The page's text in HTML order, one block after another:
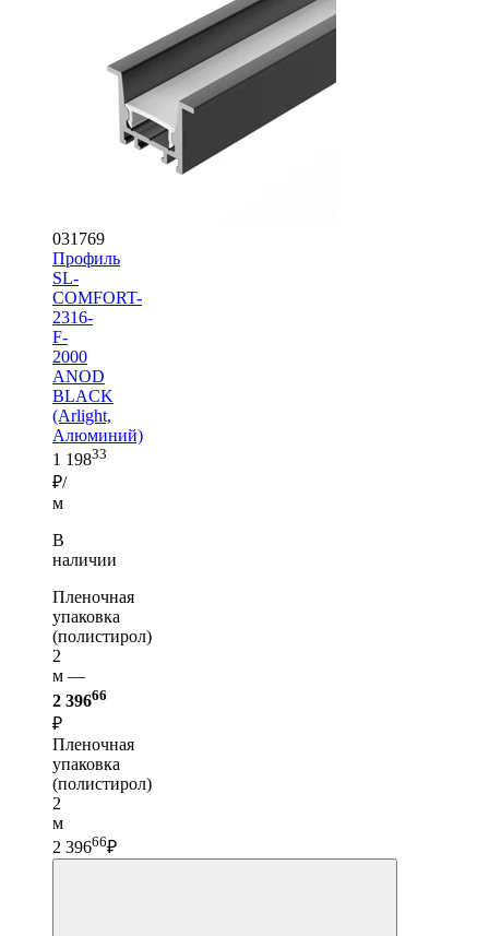
031769
Профиль
SL-
COMFORT-
2316-
F-
2000
ANOD
BLACK
(Arlight,
Алюминий)
1 19833
₽/
м
В
наличии
Пленочная
упаковка
(полистирол)
2
м —
2 39666
₽
Пленочная
упаковка
(полистирол)
2
м
2 39666₽